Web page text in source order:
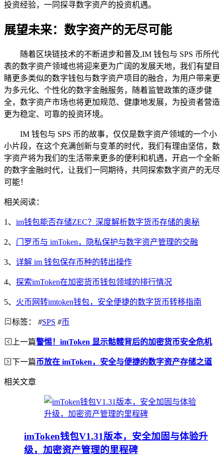
投资经验，一同探寻数字资产的投资机遇。
展望未来：数字资产的无尽可能
随着区块链技术的不断进步和普及,IM 钱包与 SPS 币所代
表的数字资产领域也将迎来更为广阔的发展天地，我们有望目
睹更多类似的数字钱包与数字资产项目的融合，为用户带来更
为多元化、个性化的数字金融服务，随着监管政策的逐步健
全，数字资产市场也将更加规范、健康地发展，为投资者营造
更为稳定、可靠的投资环境。
IM 钱包与 SPS 币的故事，仅仅是数字资产领域的一个小
小片段，在这个充满创新与变革的时代，我们有理由坚信，数
字资产将为我们的生活带来更多的便利和机遇，开启一个全新
的数字金融时代，让我们一同期待，共同探索数字资产的无尽
可能！
相关阅读：
1、 im钱包能否存储ZEC？深度解析数字货币存储的奥秘
2、 门罗币与 imToken，隐私保护与数字资产管理的交融
3、 详解 im 钱包保存币种的转出操作
4、 探索imToken在加密货币钱包领域的排行情况
5、 火币网转imtoken钱包，安全便捷的数字货币转移指南
标签： #SPS #币
上一篇警惕！imToken 显示骷髅背后的加密货币安全危机
下一篇币放在 imToken，安全与便捷的数字资产存储之道
相关文章
imToken钱包V1.31版本，安全加固与体验升
级，加密资产管理的里程碑